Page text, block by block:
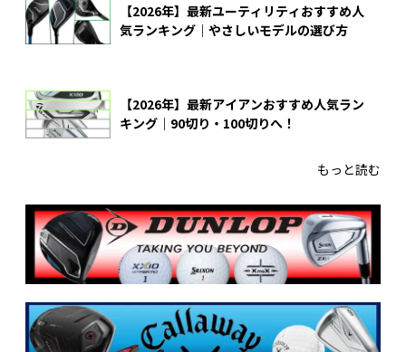
【2026年】最新ユーティリティおすすめ人
気ランキング｜やさしいモデルの選び方
【2026年】最新アイアンおすすめ人気ラン
キング｜90切り・100切りへ！
もっと読む